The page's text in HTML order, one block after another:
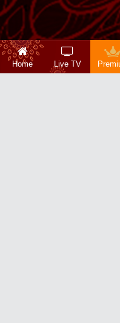
Home Live TV